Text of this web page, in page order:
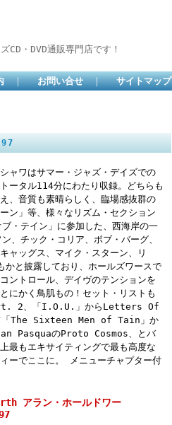
・DVD通販専門店です！
｜ お問い合せ ｜ サイトマップ
ャワはサマー・ジャズ・デイズでの
ータル114分にわたり収録。どちらも
、音質も素晴らしく、臨場感抜群の
ン」等、様々なリズム・セクション
・テイン」に参加した、西海岸の一
、チック・コリア、ボブ・バーグ、
ャッグス、マイク・スターン、リ
かと披露しており、ホールズワースで
ントロール、デイヴのテンションを
にかく鳥肌もの！セット・リストも
2、「I.O.U.」からLetters Of
「The Sixteen Men of Tain」か
PasquaのProto Cosmos、とバ
最もエキサイティングで最も高度な
ーでここに。 メニューチャプター付
アラン・ホールドワー